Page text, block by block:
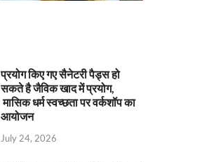
प्रयोग किए गए सैनेटरी पैड्स हो
सकते है जैविक खाद में प्रयोग,
मासिक धर्म स्वच्छता पर वर्कशॉप का
आयोजन
July 24, 2026